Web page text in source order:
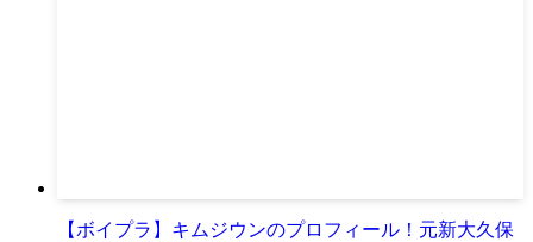
【ボイプラ】キムジウンのプロフィール！元新大久保